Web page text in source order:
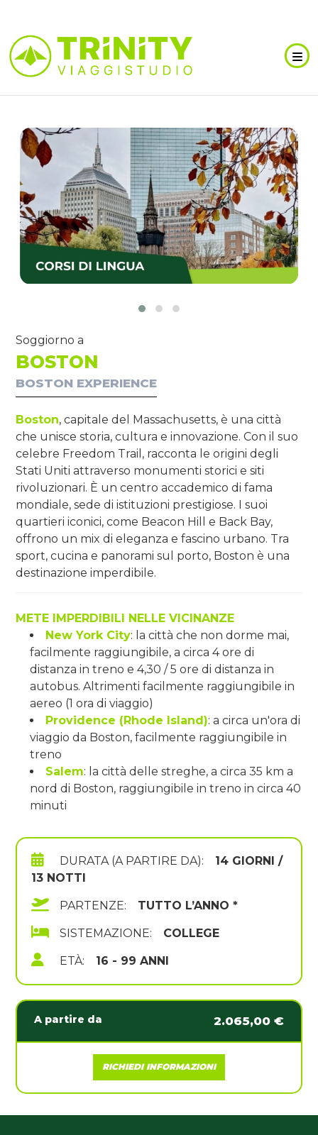
Soggiorno a
BOSTON
BOSTON EXPERIENCE
Boston, capitale del Massachusetts, è una città
che unisce storia, cultura e innovazione. Con il suo
celebre Freedom Trail, racconta le origini degli
Stati Uniti attraverso monumenti storici e siti
rivoluzionari. È un centro accademico di fama
mondiale, sede di istituzioni prestigiose. I suoi
quartieri iconici, come Beacon Hill e Back Bay,
offrono un mix di eleganza e fascino urbano. Tra
sport, cucina e panorami sul porto, Boston è una
destinazione imperdibile.
METE IMPERDIBILI NELLE VICINANZE
New York City: la città che non dorme mai,
facilmente raggiungibile, a circa 4 ore di
distanza in treno e 4,30 / 5 ore di distanza in
autobus. Altrimenti facilmente raggiungibile in
aereo (1 ora di viaggio)
Providence (Rhode Island): a circa un'ora di
viaggio da Boston, facilmente raggiungibile in
treno
Salem: la città delle streghe, a circa 35 km a
nord di Boston, raggiungibile in treno in circa 40
minuti
DURATA (A PARTIRE DA):
14 GIORNI /
13 NOTTI
PARTENZE: TUTTO L’ANNO *
SISTEMAZIONE: COLLEGE
ETÀ: 16 - 99 ANNI
A partire da 2.065,00 €
RICHIEDI INFORMAZIONI